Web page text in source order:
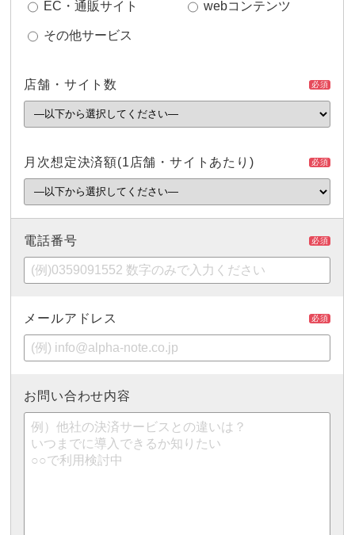
EC・通販サイト webコンテンツ
その他サービス
店舗・サイト数 必須
月次想定決済額(1店舗・サイトあたり) 必須
電話番号 必須
メールアドレス 必須
お問い合わせ内容